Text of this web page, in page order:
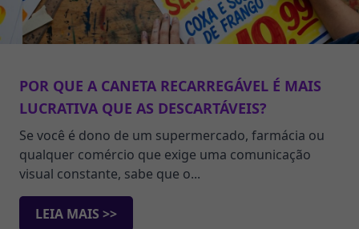
POR QUE A CANETA RECARREGÁVEL É MAIS
LUCRATIVA QUE AS DESCARTÁVEIS?
Se você é dono de um supermercado, farmácia ou
qualquer comércio que exige uma comunicação
visual constante, sabe que o...
LEIA MAIS >>